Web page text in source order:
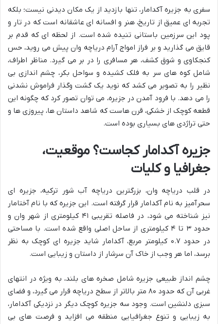
سفری به جزیره آکدامار، تنها بازدید از یک مکان دیدنی نیست؛ بلکه
تجربه ای عمیق از تاریخ، هنر و افسانه ای عاشقانه است که در تار و
پود این سرزمین باستانی تنیده شده است. از لحظه ای که قدم بر
قایق می گذارید و بر فراز امواج آرام دریاچه وان پیش می روید، حس
کنجکاوی و شوق کشف، هر مسافری را در بر می گیرد. مناظر اطراف،
شامل کوه های سر به فلک کشیده و سواحل بکر، چشم اندازی بی
نظیر را به تصویر می کشد که نوید یک گشت وگذار فراموش نشدنی
را می دهد. با فرود آمدن در جزیره، می توان تصور کرد که چگونه این
قطعه کوچک از خشکی، قرن هاست که شاهد داستان ها، پیروزی ها و
حتی تراژدی های بسیاری بوده است.
جزیره آکدامار کجاست؟ موقعیت،
جغرافیا و کلیات
در قلب دریاچه وان، بزرگترین دریاچه آب شور ترکیه، جزیره ای
سحرآمیز به نام آکدامار قرار گرفته است. این جزیره که با نام آختامار
نیز شناخته می شود، در فاصله تقریبی ۴۱ کیلومتری از شهر وان و
حدود ۳ تا ۴ کیلومتری از ساحل اصلی واقع شده است. با مساحتی
در حدود ۰.۷ کیلومتر مربع، آکدامار شاید جزیره ای کوچک به نظر
برسد، اما هر وجب از خاک آن سرشار از داستان و زیبایی است.
چشم انداز طبیعی جزیره شامل صخره های بلند، به ویژه در انتهای
غربی آن که حدود ۸۰ متر بالاتر از سطح دریاچه قرار می گیرد، و فضای
سبزی دلنشین است. وجود سه جزیره کوچک دیگر در نزدیکی آکدامار،
به زیبایی و تنوع جغرافیایی منطقه می افزاید و فرصت های بی